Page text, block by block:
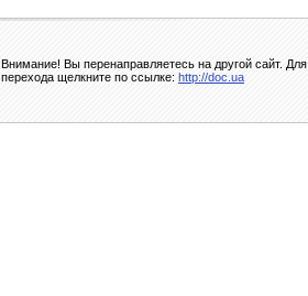
Внимание! Вы перенаправляетесь на другой сайт. Для
перехода щелкните по ссылке: http://doc.ua